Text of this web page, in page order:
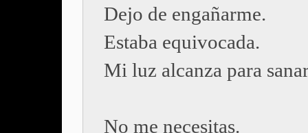
Dejo de engañarme.
Estaba equivocada.
Mi luz alcanza para
No me necesitas.